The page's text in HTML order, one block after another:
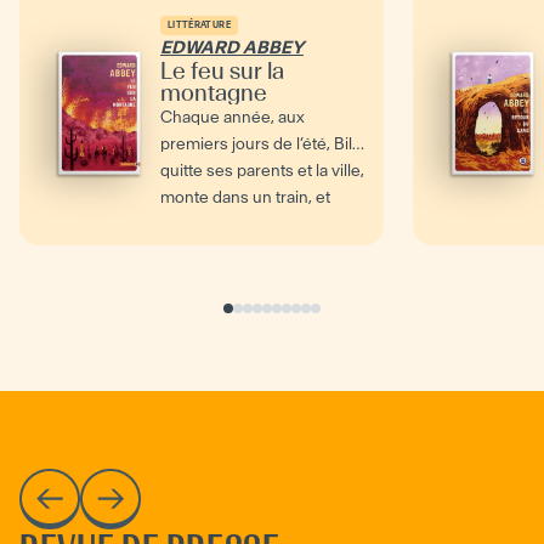
LITTÉRATURE
EDWARD ABBEY
Le feu sur la
montagne
Chaque année, aux
premiers jours de l’été, Billy
quitte ses parents et la ville,
monte dans un train, et